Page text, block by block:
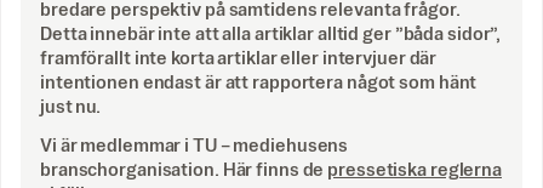
bredare perspektiv på samtidens relevanta frågor.
Detta innebär inte att alla artiklar alltid ger ”båda sidor”,
framförallt inte korta artiklar eller intervjuer där
intentionen endast är att rapportera något som hänt
just nu.
Vi är medlemmar i TU – mediehusens
branschorganisation. Här finns de pressetiska reglerna